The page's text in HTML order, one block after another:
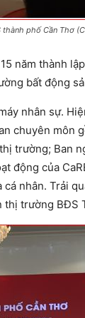
phố Cần Thơ
năm thành
bất động
nhân sự.
chuyên môn
trường; Ban
động của
nhân. Trải
trường BĐS